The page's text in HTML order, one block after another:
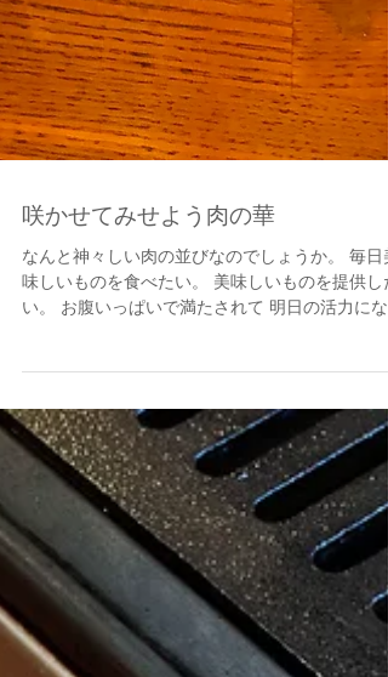
咲かせてみせよう肉の華
なんと神々しい肉の並びなのでしょうか。 毎日
い。 お腹いっぱいで満たされて 明日の活力にな
いた時の常連さんが 足を運んでくださいまし
た。...